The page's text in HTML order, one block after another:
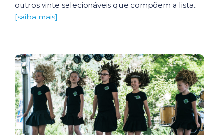
outros vinte selecionáveis que compõem a lista...
[saiba mais]